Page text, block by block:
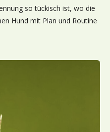
so tückisch ist, wo die
Hund mit Plan und Routine